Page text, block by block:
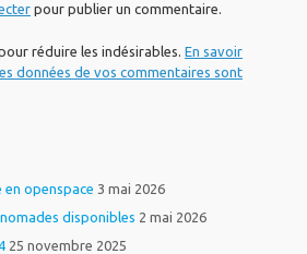
pour publier un commentaire.
réduire les indésirables. En savoir
données de vos commentaires sont
en openspace 3 mai 2026
disponibles 2 mai 2026
25 novembre 2025